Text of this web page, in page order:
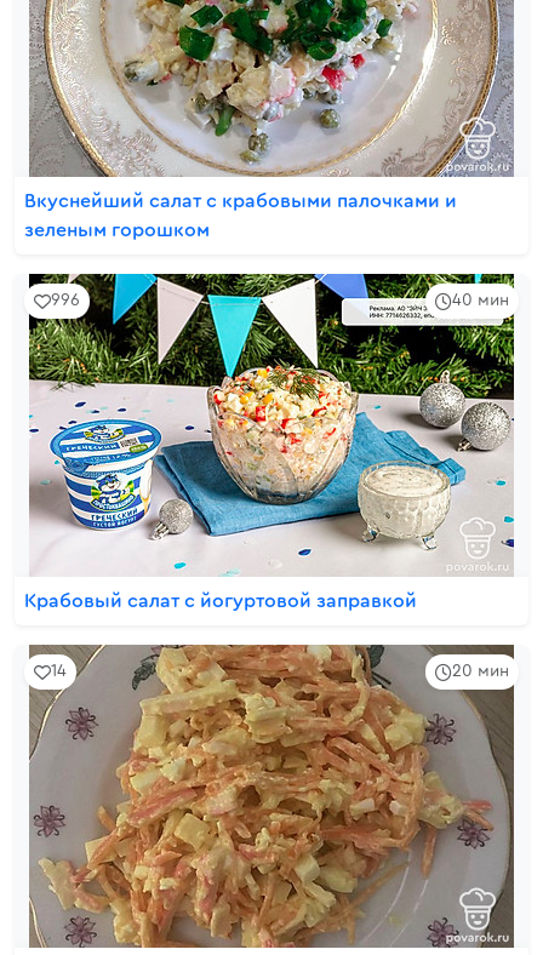
Вкуснейший салат с крабовыми палочками и
зеленым горошком
40 мин
996
Крабовый салат с йогуртовой заправкой
20 мин
14